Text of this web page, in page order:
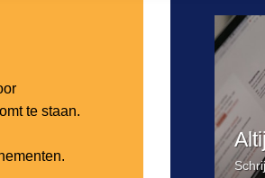
te staan.